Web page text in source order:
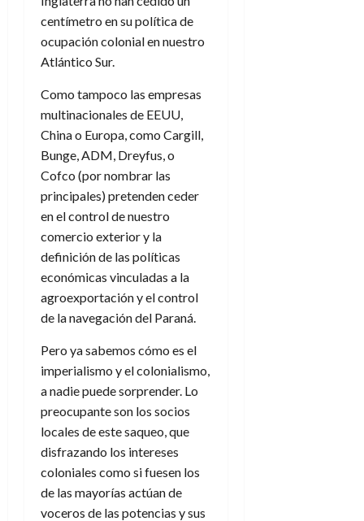
centímetro en su política de
ocupación colonial en nuestro
Atlántico Sur.
Como tampoco las empresas
multinacionales de EEUU,
China o Europa, como Cargill,
Bunge, ADM, Dreyfus, o
Cofco (por nombrar las
principales) pretenden ceder
en el control de nuestro
comercio exterior y la
definición de las políticas
económicas vinculadas a la
agroexportación y el control
de la navegación del Paraná.
Pero ya sabemos cómo es el
imperialismo y el colonialismo,
a nadie puede sorprender. Lo
preocupante son los socios
locales de este saqueo, que
disfrazando los intereses
coloniales como si fuesen los
de las mayorías actúan de
voceros de las potencias y sus